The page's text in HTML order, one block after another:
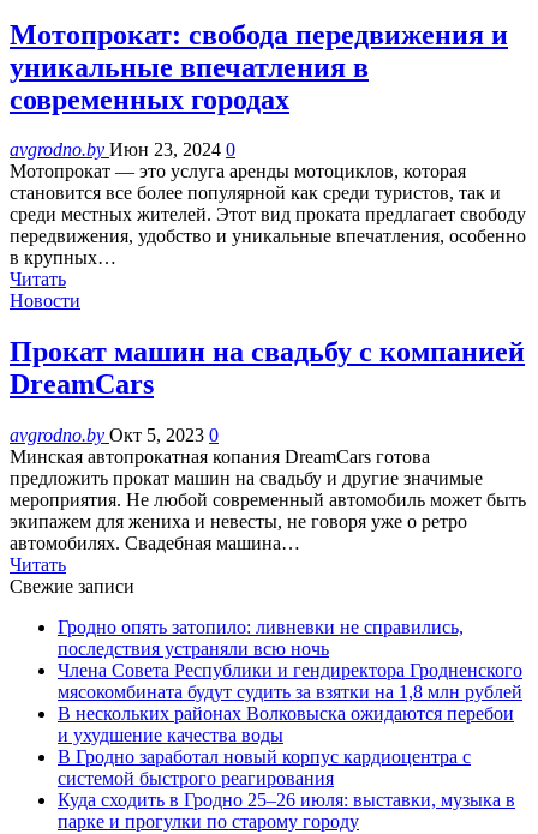
Мотопрокат: свобода передвижения и
уникальные впечатления в
современных городах
avgrodno.by Июн 23, 2024 0
Мотопрокат — это услуга аренды мотоциклов, которая
становится все более популярной как среди туристов, так и
среди местных жителей. Этот вид проката предлагает свободу
передвижения, удобство и уникальные впечатления, особенно
в крупных…
Читать
Новости
Прокат машин на свадьбу с компанией
DreamCars
avgrodno.by Окт 5, 2023 0
Минская автопрокатная копания DreamCars готова
предложить прокат машин на свадьбу и другие значимые
мероприятия. Не любой современный автомобиль может быть
экипажем для жениха и невесты, не говоря уже о ретро
автомобилях. Свадебная машина…
Читать
Свежие записи
Гродно опять затопило: ливневки не справились,
последствия устраняли всю ночь
Члена Совета Республики и гендиректора Гродненского
мясокомбината будут судить за взятки на 1,8 млн рублей
В нескольких районах Волковыска ожидаются перебои
и ухудшение качества воды
В Гродно заработал новый корпус кардиоцентра с
системой быстрого реагирования
Куда сходить в Гродно 25–26 июля: выставки, музыка в
парке и прогулки по старому городу